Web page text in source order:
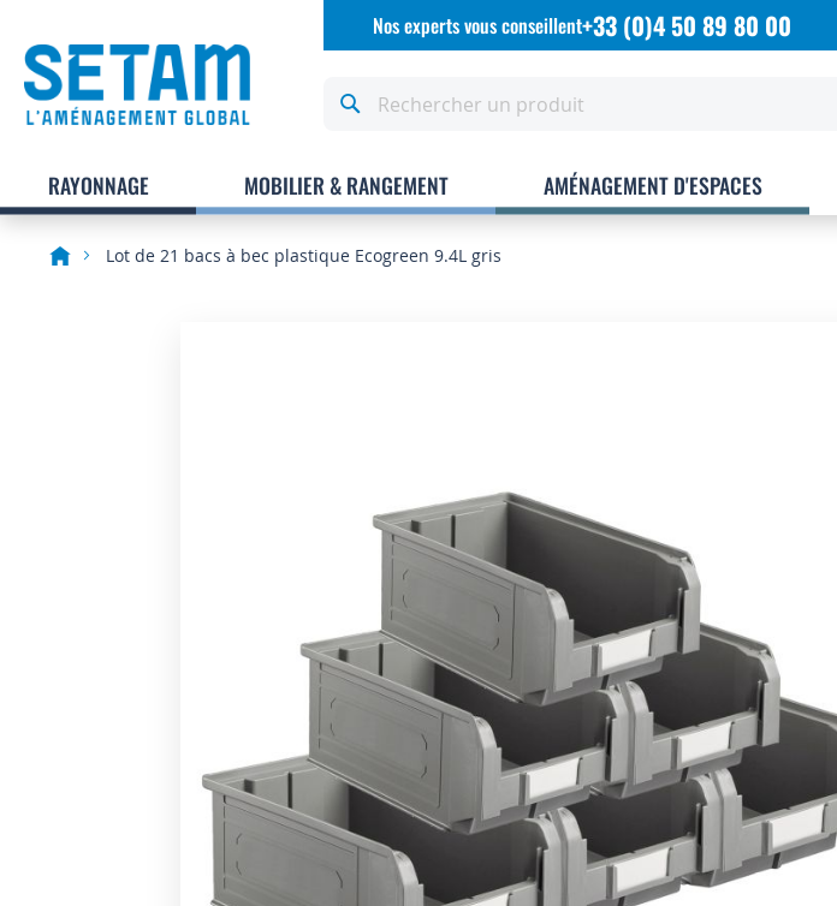
AllezNos experts vous conseillent+33 (0)4 50 89 80 00
RAYONNAGE MOBILIER & RANGEMENT AMÉNAGEMENT D'ESPACES
Lot de 21 bacs à bec plastique Ecogreen 9.4L gris